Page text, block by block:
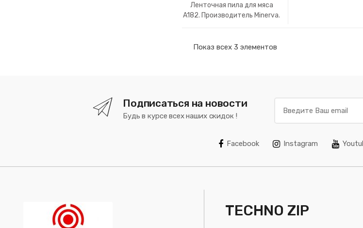
Ленточная пила для мяса
A182. Производитель Minerva.
Показ всех 3 элементов
Подписаться на новости
Будь в курсе всех наших скидок !
Facebook Instagram
TECHNO ZIP